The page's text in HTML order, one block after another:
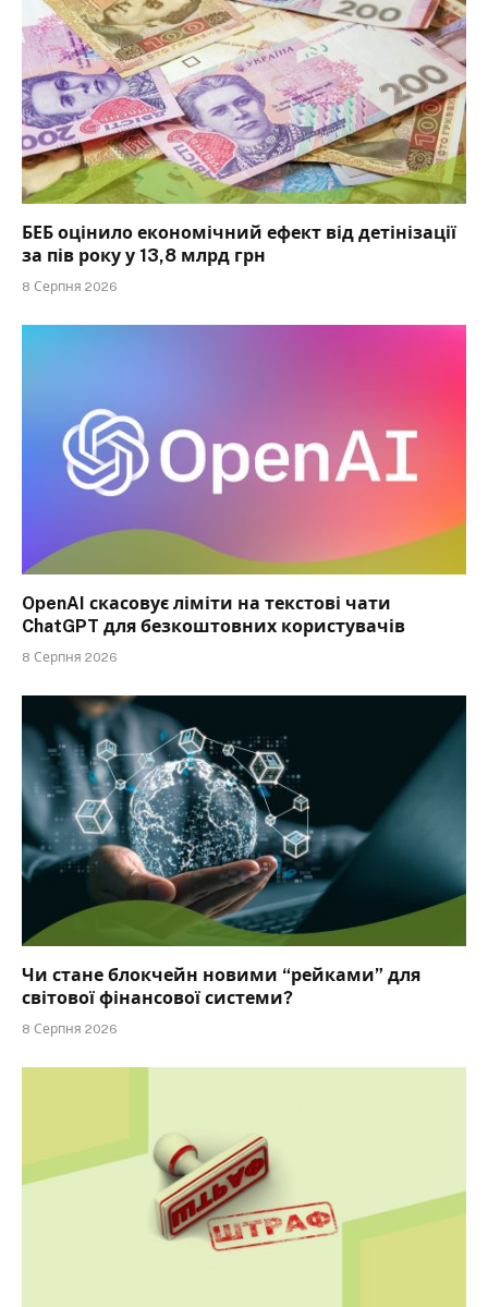
БЕБ оцінило економічний ефект від детінізації
за пів року у 13,8 млрд грн
8 Серпня 2026
OpenAI скасовує ліміти на текстові чати
ChatGPT для безкоштовних користувачів
8 Серпня 2026
Чи стане блокчейн новими “рейками” для
світової фінансової системи?
8 Серпня 2026